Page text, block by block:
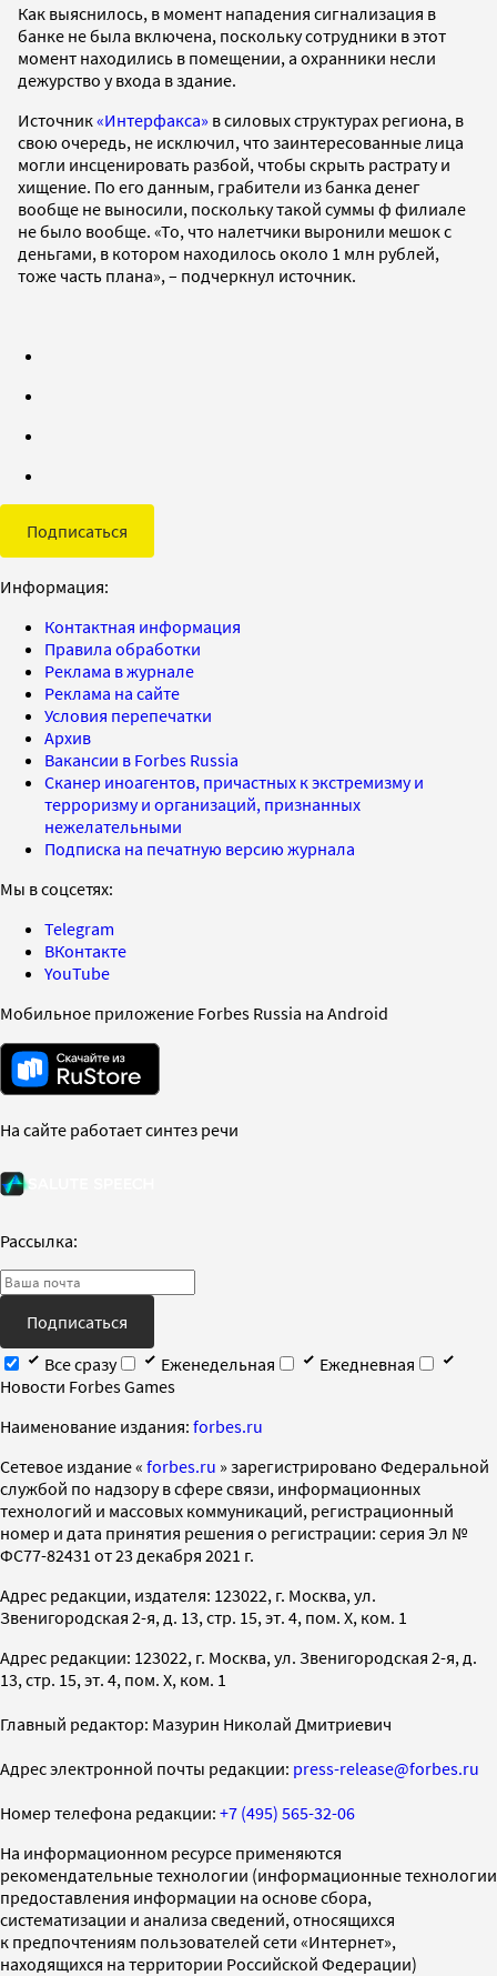
Как выяснилось, в момент нападения сигнализация в
банке не была включена, поскольку сотрудники в этот
момент находились в помещении, а охранники несли
дежурство у входа в здание.
Источник«Интерфакса» в силовых структурах региона, в
свою очередь, не исключил, что заинтересованные лица
могли инсценировать разбой, чтобы скрыть растрату и
хищение. По его данным, грабители из банка денег
вообще не выносили, поскольку такой суммы ф филиале
не было вообще. «То, что налетчики выронили мешок с
деньгами, в котором находилось около 1 млн рублей,
тоже часть плана», – подчеркнул источник.
Подписаться
Информация:
Контактная информация
Правила обработки
Реклама в журнале
Реклама на сайте
Условия перепечатки
Архив
Вакансии в Forbes Russia
Сканер иноагентов, причастных к экстремизму и
терроризму и организаций, признанных
нежелательными
Подписка на печатную версию журнала
Мы в соцсетях:
Telegram
ВКонтакте
YouTube
Мобильное приложение Forbes Russia на Android
На сайте работает синтез речи
Рассылка:
Подписаться
Все сразу
Еженедельная
Ежедневная
Новости Forbes Games
Наименование издания: forbes.ru
Cетевое издание « forbes.ru » зарегистрировано Федеральной
службой по надзору в сфере связи, информационных
технологий и массовых коммуникаций, регистрационный
номер и дата принятия решения о регистрации: серия Эл №
ФС77-82431 от 23 декабря 2021 г.
Адрес редакции, издателя: 123022, г. Москва, ул.
Звенигородская 2-я, д. 13, стр. 15, эт. 4, пом. X, ком. 1
Адрес редакции: 123022, г. Москва, ул. Звенигородская 2-я, д.
13, стр. 15, эт. 4, пом. X, ком. 1
Главный редактор: Мазурин Николай Дмитриевич
Адрес электронной почты редакции: press-release@forbes.ru
Номер телефона редакции: +7 (495) 565-32-06
На информационном ресурсе применяются
рекомендательные технологии (информационные технологии
предоставления информации на основе сбора,
систематизации и анализа сведений, относящихся
к предпочтениям пользователей сети «Интернет»,
находящихся на территории Российской Федерации)